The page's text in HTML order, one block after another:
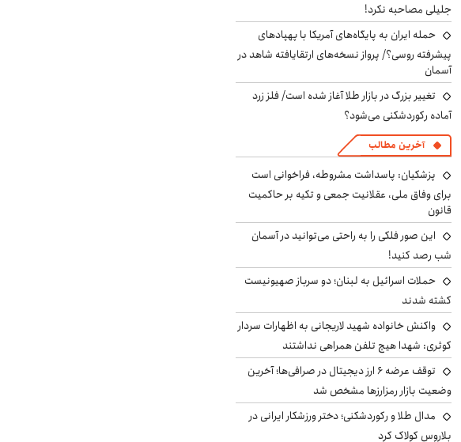
جلیلی مصاحبه نکرد!
حمله ایران به پایگاه‌های آمریکا با پهپادهای
پیشرفته روسی؟/ پرواز نسخه‌های ارتقایافته شاهد در
آسمان
تغییر بزرگ در بازار طلا آغاز شده است/ فلز زرد
آماده رکوردشکنی می‌شود؟
آخرین مطالب
پزشکیان: پاسداشت مشروطه، فراخوانی است
برای وفاق ملی، عقلانیت جمعی و تکیه بر حاکمیت
قانون
این صور فلکی را به راحتی می‌توانید در آسمان
شب رصد کنید!
حملات اسرائیل به لبنان؛ دو سرباز صهیونیست
کشته شدند
واکنش خانواده شهید لاریجانی به اظهارات سردار
کوثری: شهدا هیچ تلفن همراهی نداشتند
توقف عرضه ۶ ارز دیجیتال در صرافی‌ها؛ آخرین
وضعیت بازار رمزارزها مشخص شد
مدال طلا و رکوردشکنی؛ دختر ورزشکار ایرانی در
بلاروس کولاک کرد